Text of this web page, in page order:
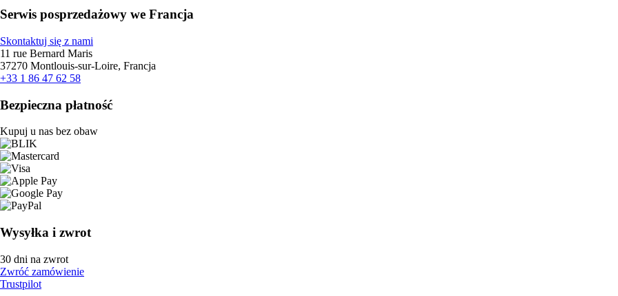
Serwis posprzedażowy we Francja
Skontaktuj się z nami
11 rue Bernard Maris
37270 Montlouis-sur-Loire, Francja
+33 1 86 47 62 58
Bezpieczna płatność
Kupuj u nas bez obaw
Wysyłka i zwrot
30 dni na zwrot
Zwróć zamówienie
Trustpilot